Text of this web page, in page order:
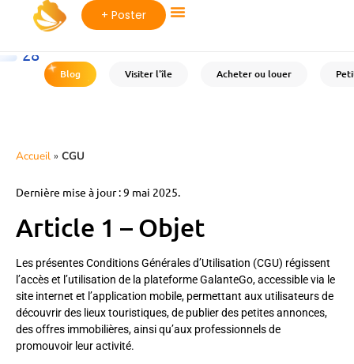
+ Poster
28
Blog Visiter l'île Acheter ou louer
Accueil » CGU
Dernière mise à jour : 9 mai 2025.
Article 1 – Objet
Les présentes Conditions Générales d’Utilisation (CGU) régissent
l’accès et l’utilisation de la plateforme GalanteGo, accessible via le
site internet et l’application mobile, permettant aux utilisateurs de
découvrir des lieux touristiques, de publier des petites annonces,
des offres immobilières, ainsi qu’aux professionnels de
promouvoir leur activité.